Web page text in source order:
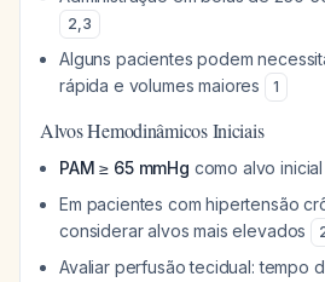
2,3
Alguns pacientes podem
rápida e volumes maiores
1
Alvos Hemodinâmicos Iniciais
PAM ≥ 65 mmHg como alvo inicial
Em pacientes com hipertensão
considerar alvos mais elevados
Avaliar perfusão tecidual: tempo